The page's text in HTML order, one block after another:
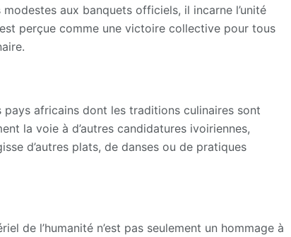
aux banquets officiels, il incarne l’unité
perçue comme une victoire collective pour tous
africains dont les traditions culinaires sont
la voie à d’autres candidatures ivoiriennes,
d’autres plats, de danses ou de pratiques
de l’humanité n’est pas seulement un hommage à